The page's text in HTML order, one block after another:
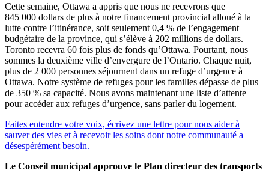
Cette semaine, Ottawa a appris que nous ne recevrons que
845 000 dollars de plus à notre financement provincial alloué à la
lutte contre l’itinérance, soit seulement 0,4 % de l’engagement
budgétaire de la province, qui s’élève à 202 millions de dollars.
Toronto recevra 60 fois plus de fonds qu’Ottawa. Pourtant, nous
sommes la deuxième ville d’envergure de l’Ontario. Chaque nuit,
plus de 2 000 personnes séjournent dans un refuge d’urgence à
Ottawa. Notre système de refuges pour les familles dépasse de plus
de 350 % sa capacité. Nous avons maintenant une liste d’attente
pour accéder aux refuges d’urgence, sans parler du logement.
Faites entendre votre voix, écrivez une lettre pour nous aider à
sauver des vies et à recevoir les soins dont notre communauté a
désespérément besoin.
Le Conseil municipal approuve le Plan directeur des transports